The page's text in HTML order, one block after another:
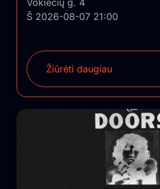
Vokiečių g. 4
Š 2026-08-07 21:00
Žiūrėti daugiau